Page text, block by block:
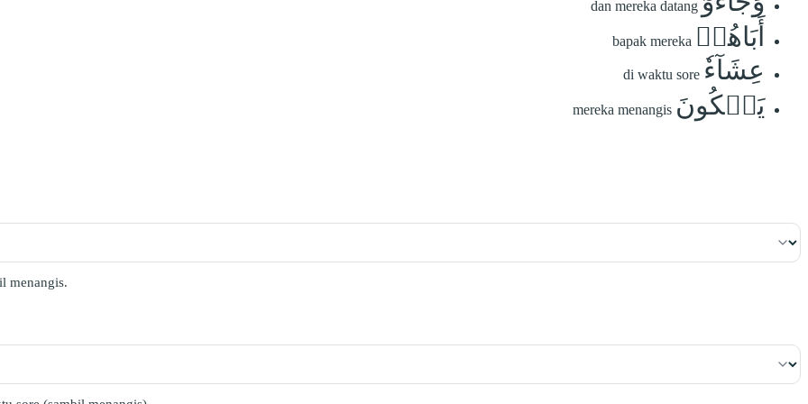
dan mereka datang
أَبَاهُمۡ bapak mereka
عِشَآءٗ di waktu sore
يَبۡكُونَ mereka menangis
menangis.